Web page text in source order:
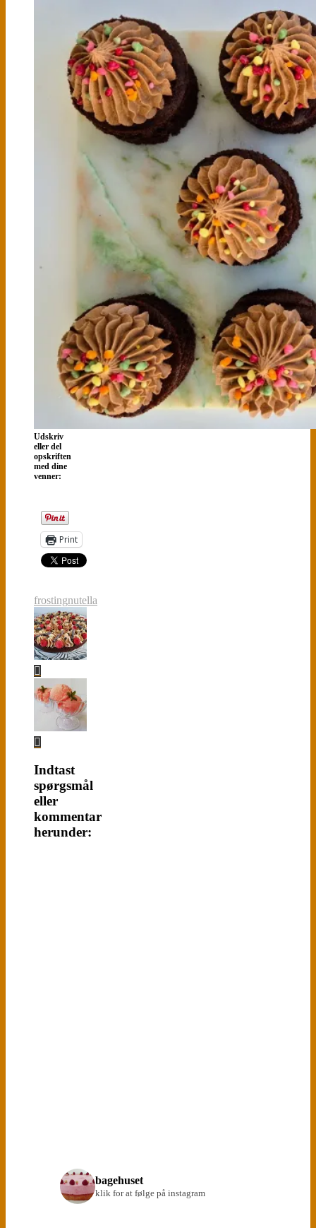
Udskriv
eller del
opskriften
med dine
venner:
Print
frostingnutella
Indtast
spørgsmål
eller
kommentar
herunder:
bagehuset
klik for at følge på instagram